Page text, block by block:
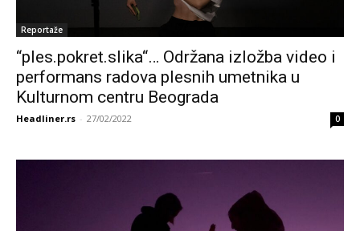
Reportaže
“ples.pokret.slika“… Održana izložba video i
performans radova plesnih umetnika u
Kulturnom centru Beograda
Headliner.rs - 27/02/2022 0